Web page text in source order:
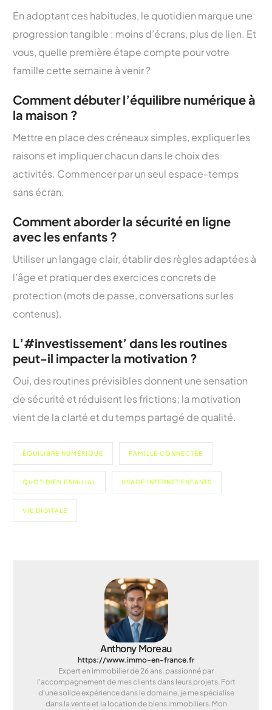
En adoptant ces habitudes, le quotidien marque une
progression tangible : moins d’écrans, plus de lien. Et
vous, quelle première étape compte pour votre
famille cette semaine à venir ?
Comment débuter l’équilibre numérique à
la maison ?
Mettre en place des créneaux simples, expliquer les
raisons et impliquer chacun dans le choix des
activités. Commencer par un seul espace-temps
sans écran.
Comment aborder la sécurité en ligne
avec les enfants ?
Utiliser un langage clair, établir des règles adaptées à
l’âge et pratiquer des exercices concrets de
protection (mots de passe, conversations sur les
contenus).
L’#investissement’ dans les routines
peut-il impacter la motivation ?
Oui, des routines prévisibles donnent une sensation
de sécurité et réduisent les frictions; la motivation
vient de la clarté et du temps partagé de qualité.
ÉQUILIBRE NUMÉRIQUE FAMILLE CONNECTÉE
QUOTIDIEN FAMILIAL USAGE INTERNET ENFANTS
VIE DIGITALE
Anthony Moreau
https://www.immo-en-france.fr
Expert en immobilier de 26 ans, passionné par
l'accompagnement de mes clients dans leurs projets. Fort
d'une solide expérience dans le domaine, je me spécialise
dans la vente et la location de biens immobiliers. Mon